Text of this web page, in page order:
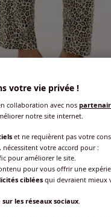
fin
5 /5- 1
imprimé
votre vie privée !
collaboration avec nos
notre site internet.
et ne requièrent pas votre
votre accord pour :
pour améliorer le site.
pour vous offrir une
ciblées qui devraient mieux
les réseaux sociaux.